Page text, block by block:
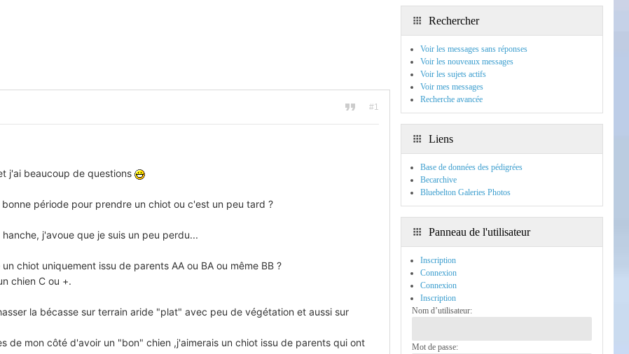
#1
j'ai beaucoup de questions
période pour prendre un chiot ou c'est un peu tard ?
j'avoue que je suis un peu perdu...
chiot uniquement issu de parents AA ou BA ou même BB ?
chien C ou +.
la bécasse sur terrain aride "plat" avec peu de végétation et aussi sur
de mon côté d'avoir un "bon" chien ,j'aimerais un chiot issu de parents qui ont
Rechercher
Voir les messages sans réponses
Voir les nouveaux messages
Voir les sujets actifs
Voir mes messages
Recherche avancée
Liens
Base de données des pédigrées
Becarchive
Bluebelton Galeries Photos
Panneau de l'utilisateur
Inscription
Connexion
Connexion
Inscription
Nom d’utilisateur:
Mot de passe: